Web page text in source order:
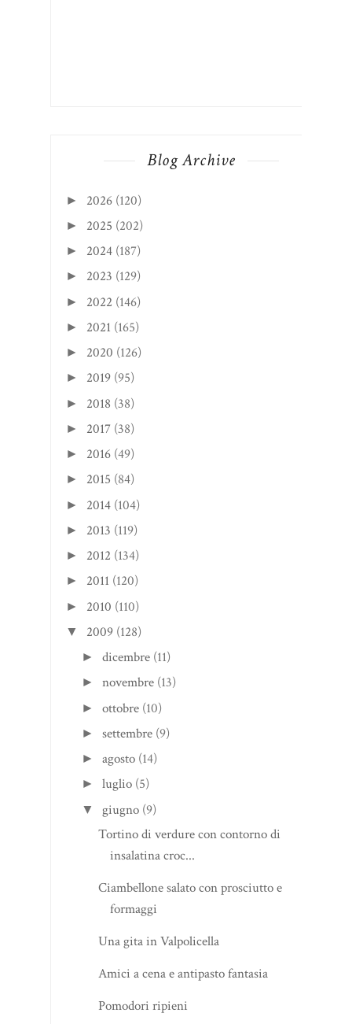
Blog Archive
► 2026 (120)
► 2025 (202)
► 2024 (187)
► 2023 (129)
► 2022 (146)
► 2021 (165)
► 2020 (126)
► 2019 (95)
► 2018 (38)
► 2017 (38)
► 2016 (49)
► 2015 (84)
► 2014 (104)
► 2013 (119)
► 2012 (134)
► 2011 (120)
► 2010 (110)
▼ 2009 (128)
►dicembre (11)
►novembre (13)
►ottobre (10)
►settembre (9)
►agosto (14)
►luglio (5)
▼ giugno (9)
Tortino di verdure con contorno di
insalatina croc...
Ciambellone salato con prosciutto e
formaggi
Una gita in Valpolicella
Amici a cena e antipasto fantasia
Pomodori ripieni